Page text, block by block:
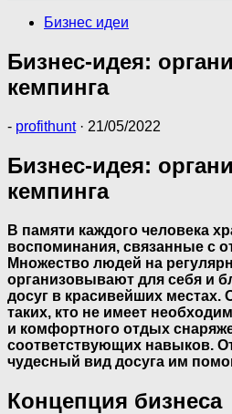
Бизнес идеи
Бизнес-идея:
кемпинга
- profithunt · 21/05/2022
Бизнес-идея:
кемпинга
В памяти каждого человека
воспоминания, связанные с
Множество людей на
организовывают для себя и
досуг в красивейших местах.
таких, кто не имеет
и комфортного отдых
соответствующих навыков.
чудесный вид досуга им
Концепция бизнеса